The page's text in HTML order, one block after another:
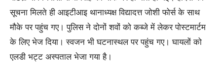
सूचना मिलते ही आइटीआइ थानाध्यक्ष विद्यादत्त जोशी फोर्स के साथ
मौके पर पहुंच गए। पुलिस ने दोनों शवों को कब्जे में लेकर पोस्टमार्टम
के लिए भेज दिया। स्वजन भी घटनास्थल पर पहुंच गए। घायलों को
एलडी भट्ट अस्पताल भेजा गया है।